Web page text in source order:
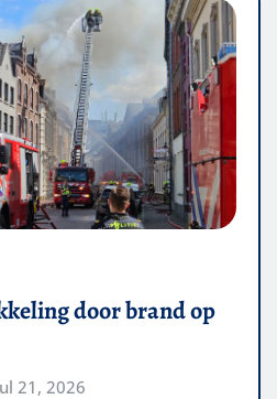
door brand op
21, 2026